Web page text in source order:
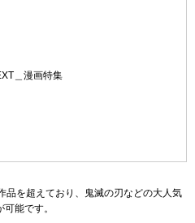
品を超えており、鬼滅の刃などの大人気
能です。